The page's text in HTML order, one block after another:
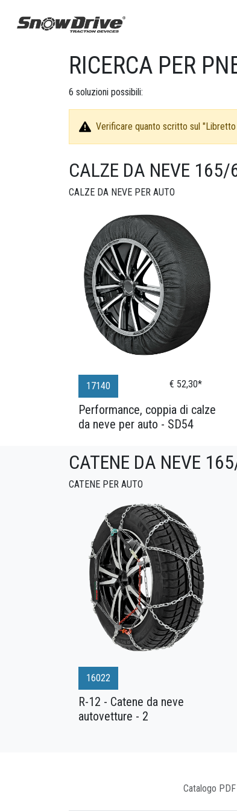
RICERCA PER
6 soluzioni possibili:
Verificare quanto scritto sul
CALZE DA NEVE 165/
CALZE DA NEVE PER AUTO
17140 € 52,30*
Performance, coppia di calze
da neve per auto - SD54
CATENE DA NEVE
CATENE PER AUTO
16022
R-12 - Catene da neve
autovetture - 2
Catalogo PDF